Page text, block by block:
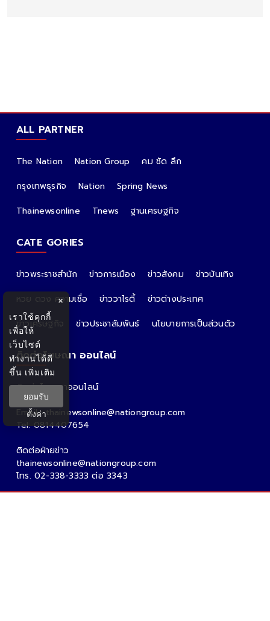
ALL PARTNER
The Nation Nation Group
คม ชัด ลึก
กรุงเทพธุรกิจ
Nation
Spring News
Thainewsonline
Tnews ฐานเศรษฐกิจ
CATE GORIES
ข่าวพระราชสำนัก ข่าวการเมือง ข่าวสังคม
ข่าวบันเทิง
หวย ดวง ความเชื่อ
ข่าววาไรตี้
ข่าวต่างประเทศ
ข่าวเศรษฐกิจ
ข่าวประชาสัมพันธ์ นโยบายการเป็นส่วนตัว
ติดต่อโฆษณา ออนไลน์
ติดต่อโฆษณาออนไลน์
คุณอ้อ
Email : thainewsonline@nationgroup.com
Tel: 0814407654
ติดต่อฝ่ายข่าว
thainewsonline@nationgroup.com
โทร. 02-338-3333 ต่อ 3343
×
เราใช้คุกกี้
เพื่อให้
เว็บไซต์
ทำงานได้ดี
ขึ้น เพิ่มเติม
ยอมรับ
ตั้งค่า